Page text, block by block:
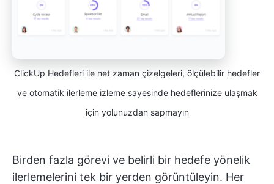
ClickUp Hedefleri ile net zaman çizelgeleri, ölçülebilir hedefler
ve otomatik ilerleme izleme sayesinde hedeflerinize ulaşmak
için yolunuzdan sapmayın
Birden fazla görevi ve belirli bir hedefe yönelik
ilerlemelerini tek bir yerden görüntüleyin. Her